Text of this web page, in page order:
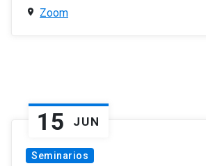
Zoom
15 JUN
Seminarios